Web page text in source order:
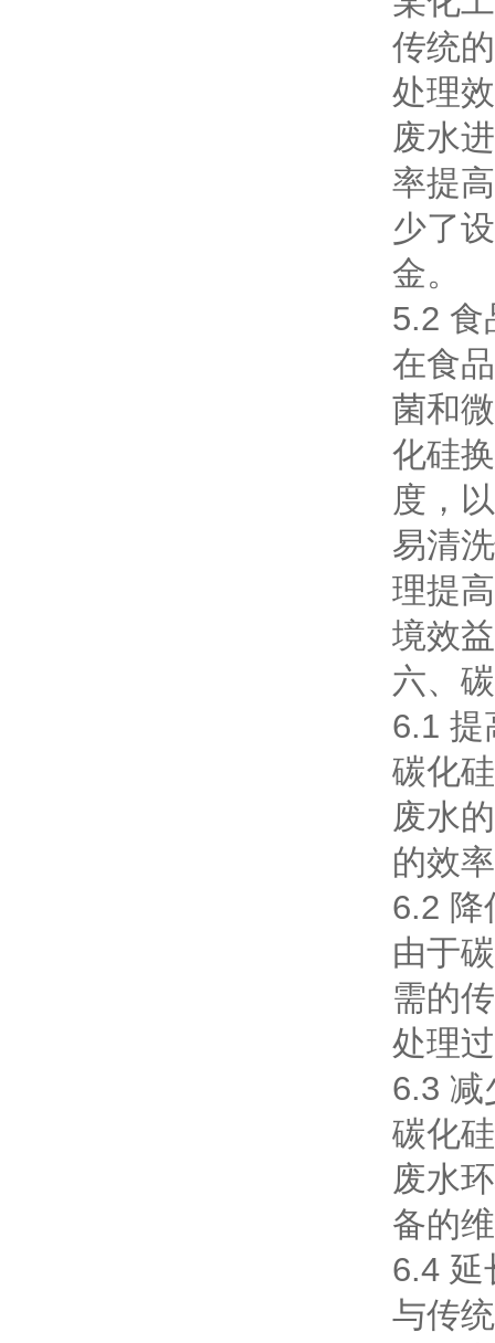
传统
处理
废水
率提
少了
金。
5.2 食
在食
菌和
化硅
度，
易清
理提
境效
六、
6.1 提
碳化
废水
的效
6.2 降
由于
需的
处理
6.3 减
碳化
废水
备的
6.4 延
与传